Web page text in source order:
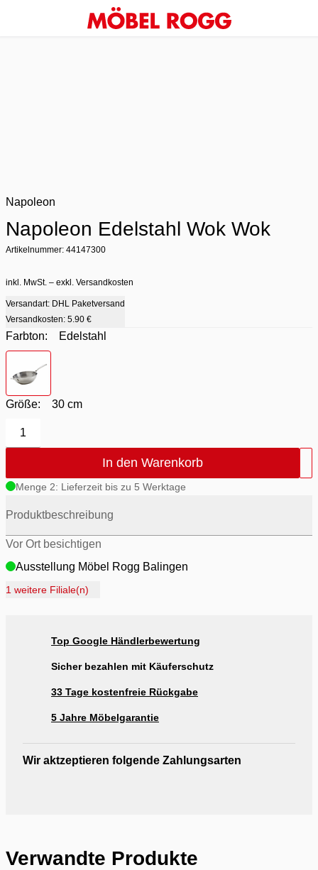
Napoleon
Napoleon Edelstahl Wok Wok
Artikelnummer: 44147300
inkl. MwSt. – exkl. Versandkosten
Versandart: DHL Paketversand
Versandkosten: 5.90 €
Farbton:
Edelstahl
Größe: 30 cm
1
In den Warenkorb
Menge 2: Lieferzeit bis zu 5 Werktage
Produktbeschreibung
Vor Ort besichtigen
Ausstellung Möbel Rogg Balingen
Ausstellung Rogg Discount Balingen
Ausstellung Möbel Rogg Reutlingen
1 weitere Filiale(n)
Top Google Händlerbewertung
Sicher bezahlen mit Käuferschutz
33 Tage kostenfreie Rückgabe
5 Jahre Möbelgarantie
Wir aktzeptieren folgende Zahlungsarten
Verwandte Produkte